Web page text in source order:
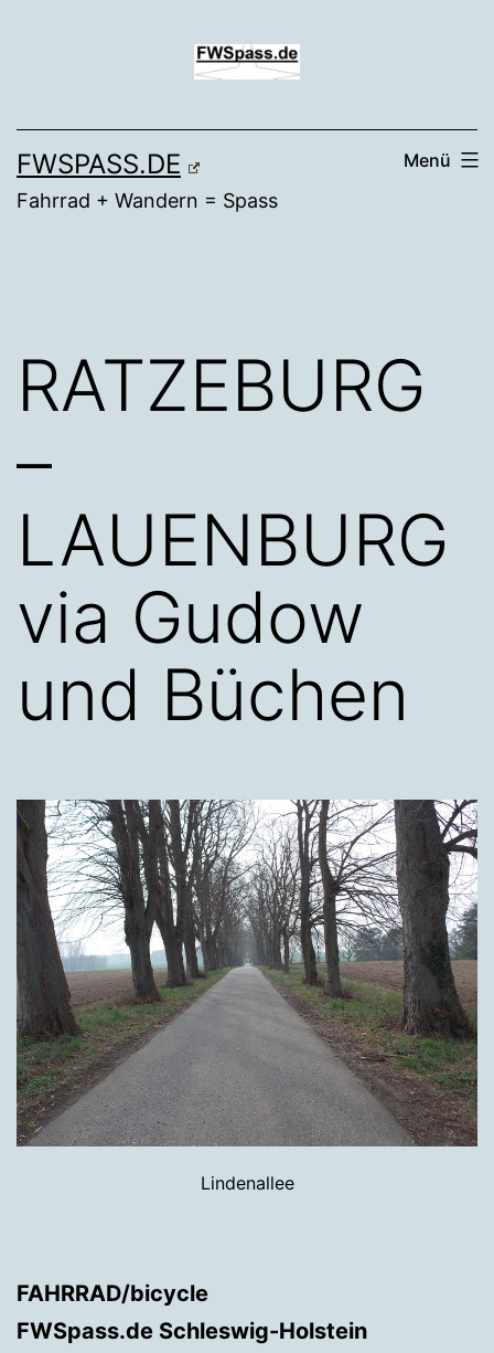
FWSPASS.DE
Fahrrad + Wandern = Spass
Menü
RATZEBURG
–
LAUENBURG
via Gudow
und Büchen
Lindenallee
FAHRRAD/bicycle
FWSpass.de Schleswig-Holstein